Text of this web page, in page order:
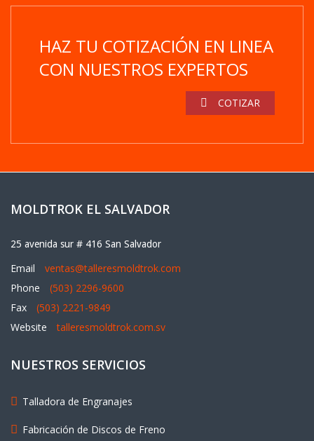
HAZ TU COTIZACIÓN EN LINEA
CON NUESTROS EXPERTOS
COTIZAR
MOLDTROK EL SALVADOR
25 avenida sur # 416 San Salvador
Email
ventas@talleresmoldtrok.com
Phone
(503) 2296-9600
Fax
(503) 2221-9849
Website
talleresmoldtrok.com.sv
NUESTROS SERVICIOS
Talladora de Engranajes
Fabricación de Discos de Freno